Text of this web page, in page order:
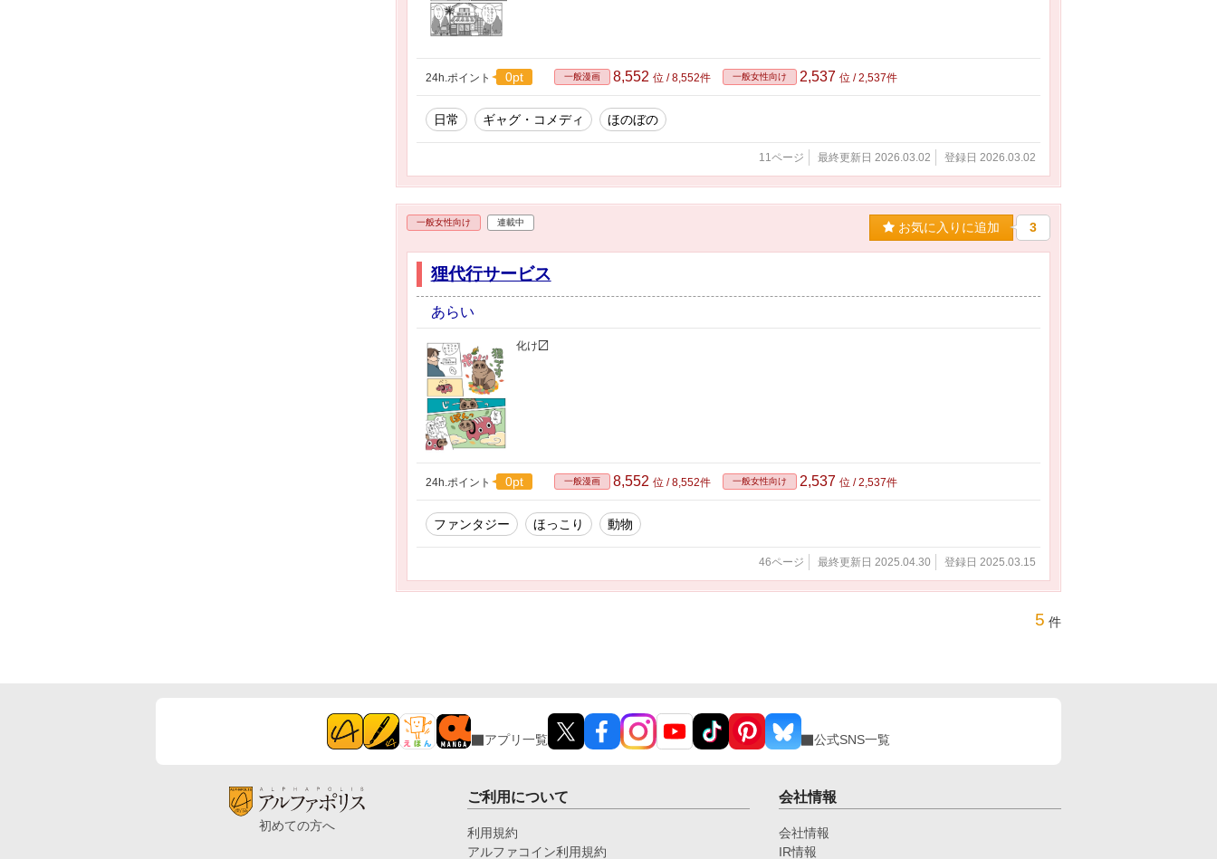
24h.ポイント 0pt 一般漫画 8,552 位 / 8,552件 一般女性向け 2,537 位 / 2,537件
日常 ギャグ・コメディ ほのぼの
11ページ 最終更新日 2026.03.02 登録日 2026.03.02
一般女性向け 連載中 お気に入りに追加 3
狸代行サービス
あらい
化け〼
24h.ポイント 0pt 一般漫画 8,552 位 / 8,552件 一般女性向け 2,537 位 / 2,537件
ファンタジー ほっこり 動物
46ページ 最終更新日 2025.04.30 登録日 2025.03.15
5 件
アプリ一覧 公式SNS一覧
初めての方へ
ご利用について
利用規約
アルファコイン利用規約
会社情報
会社情報
IR情報